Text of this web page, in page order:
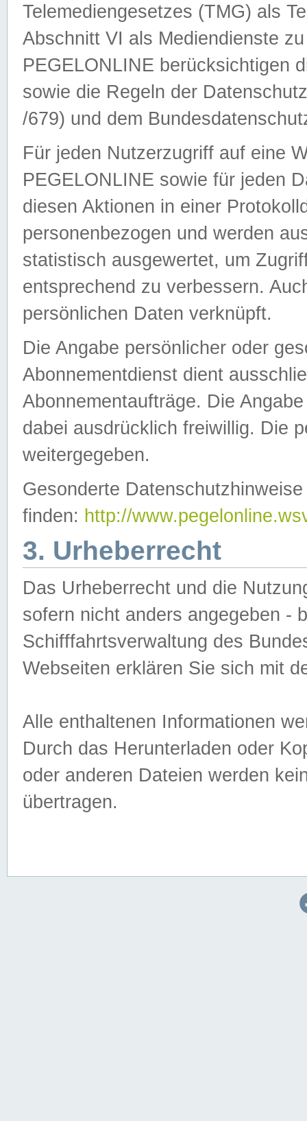
Telemediengesetzes (TMG) als
Abschnitt VI als Mediendienste
PEGELONLINE berücksichtigen
sowie die Regeln der
/679) und dem
Für jeden Nutzerzugriff auf eine
PEGELONLINE sowie für jeden
diesen Aktionen in einer
personenbezogen und werden
statistisch ausgewertet, um
entsprechend zu verbessern.
persönlichen Daten verknüpft.
Die Angabe persönlicher oder
Abonnementdienst dient
Abonnementaufträge. Die
dabei ausdrücklich freiwillig. Die
weitergegeben.
Gesonderte
finden: http://
3. Urheberrecht
Das Urheberrecht und die
sofern nicht anders angegeben -
Schifffahrtsverwaltung des
Webseiten erklären Sie sich mit
Alle enthaltenen Informationen
Durch das Herunterladen oder
oder anderen Dateien werden
übertragen.